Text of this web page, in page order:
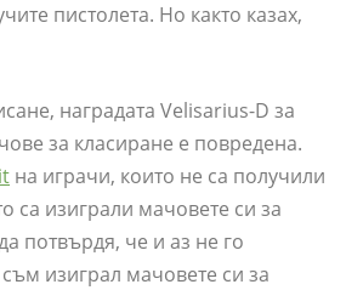
пистолета. Но както казах,
наградата Velisarius-D за
за класиране е повредена.
на играчи, които не са получили
са изиграли мачовете си за
потвърдя, че и аз не го
изиграл мачовете си за